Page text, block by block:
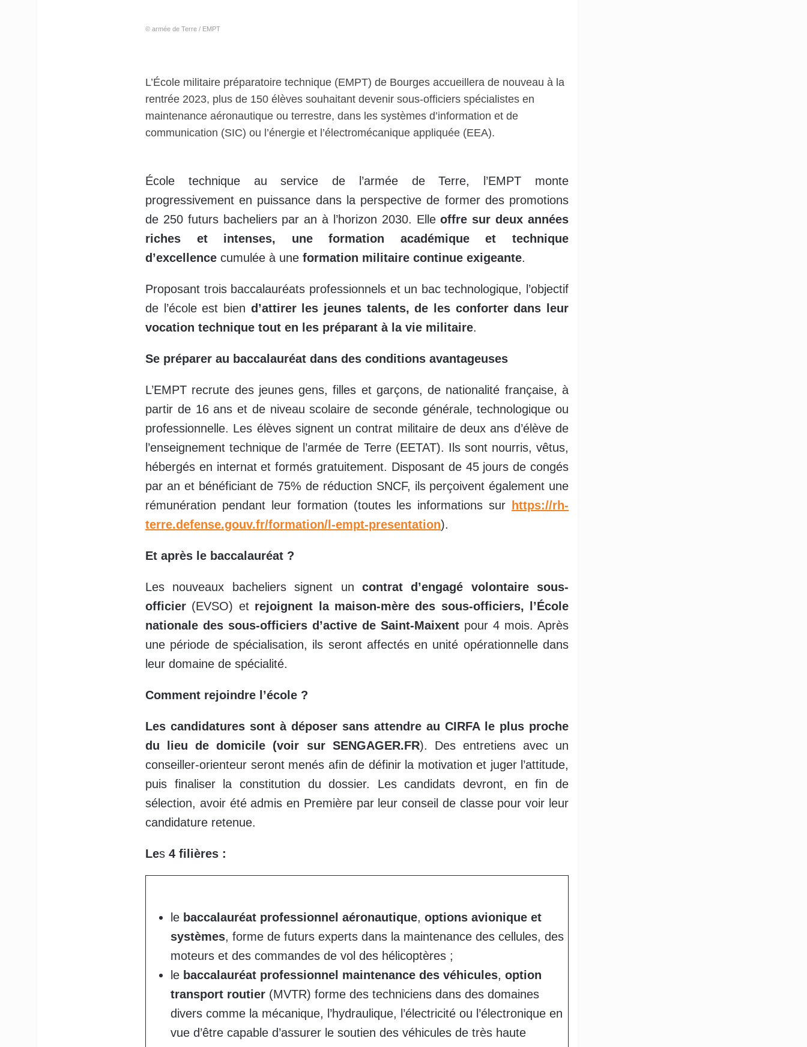
© armée de Terre / EMPT
L’École militaire préparatoire technique (EMPT) de Bourges accueillera de nouveau à la
rentrée 2023, plus de 150 élèves souhaitant devenir sous-officiers spécialistes en
maintenance aéronautique ou terrestre, dans les systèmes d’information et de
communication (SIC) ou l’énergie et l’électromécanique appliquée (EEA).
École technique au service de l’armée de Terre, l’EMPT monte
progressivement en puissance dans la perspective de former des promotions
de 250 futurs bacheliers par an à l’horizon 2030. Elle offre sur deux années
riches et intenses, une
formation académique et technique
d’excellence cumulée à une formation militaire continue exigeante.
Proposant trois baccalauréats professionnels et un bac technologique, l’objectif
de l’école est bien d’attirer les jeunes talents, de les conforter dans leur
vocation technique tout en les préparant à la vie militaire.
Se préparer au baccalauréat dans des conditions avantageuses
L’EMPT recrute des jeunes gens, filles et garçons, de nationalité française, à
partir de 16 ans et de niveau scolaire de seconde générale, technologique ou
professionnelle. Les élèves signent un contrat militaire de deux ans d’élève de
l’enseignement technique de l’armée de Terre (EETAT). Ils sont nourris, vêtus,
hébergés en internat et formés gratuitement. Disposant de 45 jours de congés
par an et bénéficiant de 75% de réduction SNCF, ils perçoivent également une
rémunération pendant leur formation (toutes les informations sur
https://rh-
terre.defense.gouv.fr/formation/l-empt-presentation).
Et après le baccalauréat ?
Les nouveaux bacheliers signent un
contrat d’engagé volontaire sous-
officier (EVSO) et rejoignent la maison-mère des sous-officiers, l’École
nationale des sous-officiers d’active de Saint-Maixent pour 4 mois. Après
une période de spécialisation, ils seront affectés en unité opérationnelle dans
leur domaine de spécialité.
Comment rejoindre l’école ?
Les candidatures sont à déposer sans attendre au CIRFA le plus proche
du lieu de domicile (voir sur SENGAGER.FR). Des entretiens avec un
conseiller-orienteur seront menés afin de définir la motivation et juger l’attitude,
puis finaliser la constitution du dossier. Les candidats devront, en fin de
sélection, avoir été admis en Première par leur conseil de classe pour voir leur
candidature retenue.
Les 4 filières :
le baccalauréat professionnel aéronautique, options avionique et
systèmes, forme de futurs experts dans la maintenance des cellules, des
moteurs et des commandes de vol des hélicoptères ;
le baccalauréat professionnel maintenance des véhicules, option
transport routier (MVTR) forme des techniciens dans des domaines
divers comme la mécanique, l’hydraulique, l’électricité ou l’électronique en
vue d’être capable d’assurer le soutien des véhicules de très haute